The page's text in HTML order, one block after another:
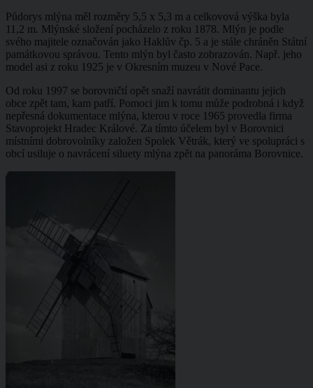
Půdorys mlýna měl rozměry 5,5 x 5,3 m a celkovová výška byla
11,2 m. Mlýnské složení pocházelo z roku 1878. Mlýn je podle
svého majitele označován jako Haklův čp. 5 a je stále chráněn Státní
památkovou správou. Tento mlýn byl často zobrazován. Např. jeho
model asi z roku 1925 je v Okresním muzeu v Nové Pace.
Od roku 1997 se borovničtí opět snaží navrátit dominantu jejich
obce zpět tam, kam patří. Pomoci jim k tomu může podrobná i když
nepřesná dokumentace mlýna, kterou v roce 1965 provedla firma
Stavoprojekt Hradec Králové. Za tímto účelem byl v Borovnici
místními dobrovolníky založen Spolek Větrák, který ve spolupráci s
obcí usiluje o navrácení siluety mlýna zpět na panoráma Borovnice.